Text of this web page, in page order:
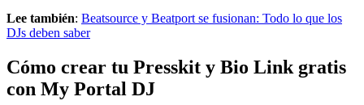
Lee también: Beatsource y Beatport se fusionan: Todo lo que los
DJs deben saber
Cómo crear tu Presskit y Bio Link gratis
con My Portal DJ